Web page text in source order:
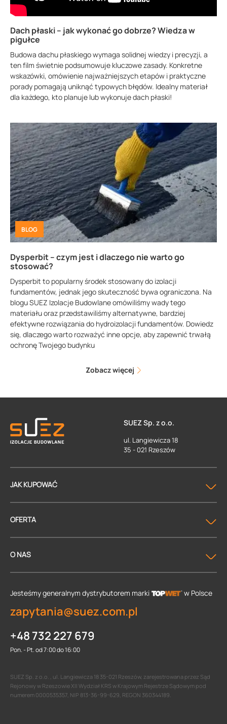
Dach płaski – jak wykonać go dobrze? Wiedza w
pigułce
Budowa dachu płaskiego wymaga solidnej wiedzy i precyzji, a
ten film świetnie podsumowuje kluczowe zasady. Konkretne
wskazówki, omówienie najważniejszych etapów i praktyczne
porady pomagają uniknąć typowych błędów. Idealny materiał
dla każdego, kto planuje lub wykonuje dach płaski!
BLOG
Dysperbit – czym jest i dlaczego nie warto go
stosować?
Dysperbit to popularny środek stosowany do izolacji
fundamentów, jednak jego skuteczność bywa ograniczona. Na
blogu SUEZ Izolacje Budowlane omówiliśmy wady tego
materiału oraz przedstawiliśmy alternatywne, bardziej
efektywne rozwiązania do hydroizolacji fundamentów. Dowiedz
się, dlaczego warto rozważyć inne opcje, aby zapewnić trwałą
ochronę Twojego budynku
Zobacz więcej
SUEZ Sp. z o.o.
ul. Langiewicza 18
35 - 021 Rzeszów
JAK KUPOWAĆ
OFERTA
O NAS
Jesteśmy generalnym dystrybutorem marki w Polsce
zapytania@suez.com.pl
+48 732 227 679
Pon. - Pt. od 7:00 do 16:00
SUEZ Sp. z o.o. , ul. Langiewicza 18 35-021 Rzeszów, zarejestrowana przez Sąd
Rejonowy w Rzeszowie XII Wydział KRS w Krajowym Rejestrze Sądowym pod
numerem 0000535357, NIP 813-36-99-629, REGON 360344189.